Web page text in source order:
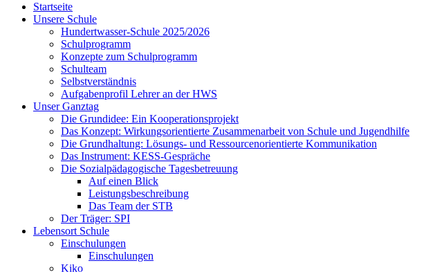
Startseite
Unsere Schule
Hundertwasser-Schule 2025/2026
Schulprogramm
Konzepte zum Schulprogramm
Schulteam
Selbst­ver­ständ­nis
Aufgabenprofil Lehrer an der HWS
Unser Ganztag
Die Grundidee: Ein Kooperationsprojekt
Das Konzept: Wirkungsorientierte Zusammenarbeit von Schule und Jugendhilfe
Die Grundhaltung: Lösungs- und Ressourcenorientierte Kommunikation
Das Instrument: KESS-Gespräche
Die Sozialpädagogische Tagesbetreuung
Auf einen Blick
Leistungsbeschreibung
Das Team der STB
Der Träger: SPI
Lebensort Schule
Einschulungen
Einschulungen
Kiko